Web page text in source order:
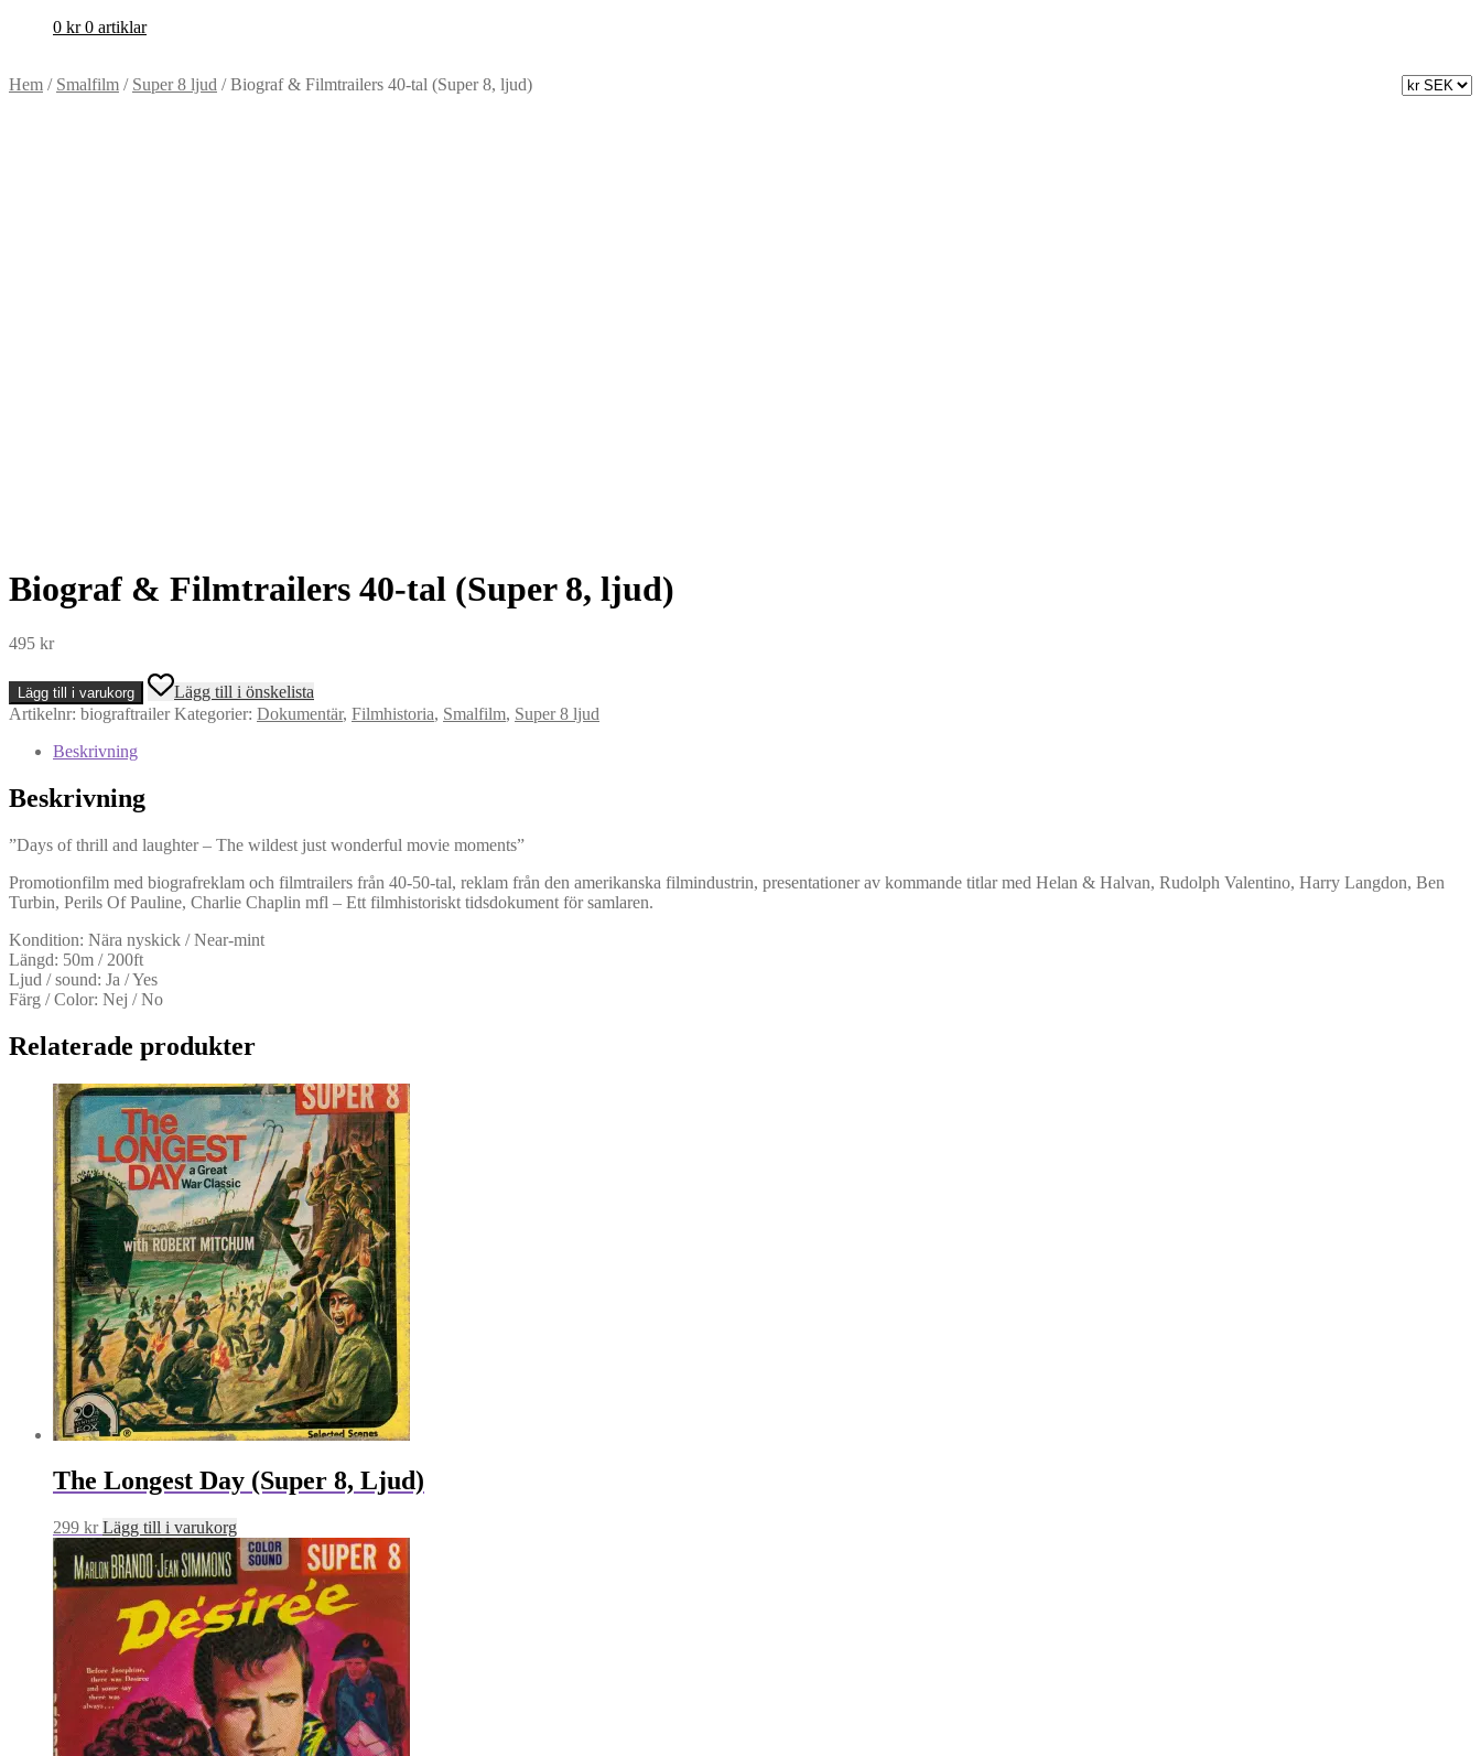
0 kr 0 artiklar
Hem / Smalfilm / Super 8 ljud /Biograf & Filmtrailers 40-tal (Super 8, ljud)
Biograf & Filmtrailers 40-tal (Super 8, ljud)
495 kr
Biograf
&
Filmtrailers
8,
mängd
Lägg till i varukorg
Lägg till i önskelista
Artikelnr: biograftrailer Kategorier: Dokumentär, Filmhistoria, Smalfilm, Super 8 ljud
Beskrivning
Beskrivning
”Days of thrill and laughter – The wildest just wonderful movie moments”
Promotionfilm med biografreklam och filmtrailers från 40-50-tal, reklam från den amerikanska filmindustrin, presentationer av kommande titlar med Helan & Halvan, Rudolph Valentino, Harry Langdon, Ben
Turbin, Perils Of Pauline, Charlie Chaplin mfl – Ett filmhistoriskt tidsdokument för samlaren.
Kondition: Nära nyskick / Near-mint
Längd: 50m / 200ft
Ljud / sound: Ja / Yes
Färg / Color: Nej / No
Relaterade produkter
The Longest Day (Super 8, Ljud)
299 kr Lägg till i varukorg